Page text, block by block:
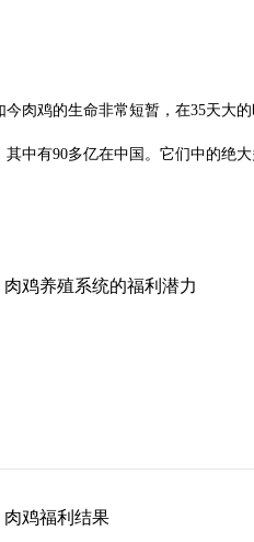
肉鸡的生命非常短暂，在35天大的
中有90多亿在中国。它们中的绝
肉鸡养殖系统的福利潜力
肉鸡福利结果